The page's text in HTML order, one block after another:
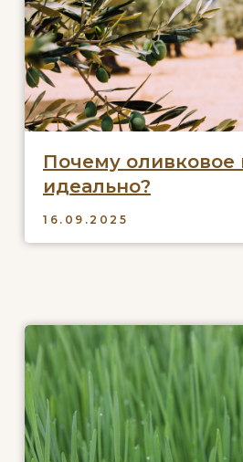
Почему оливковое
идеально?
16.09.2025